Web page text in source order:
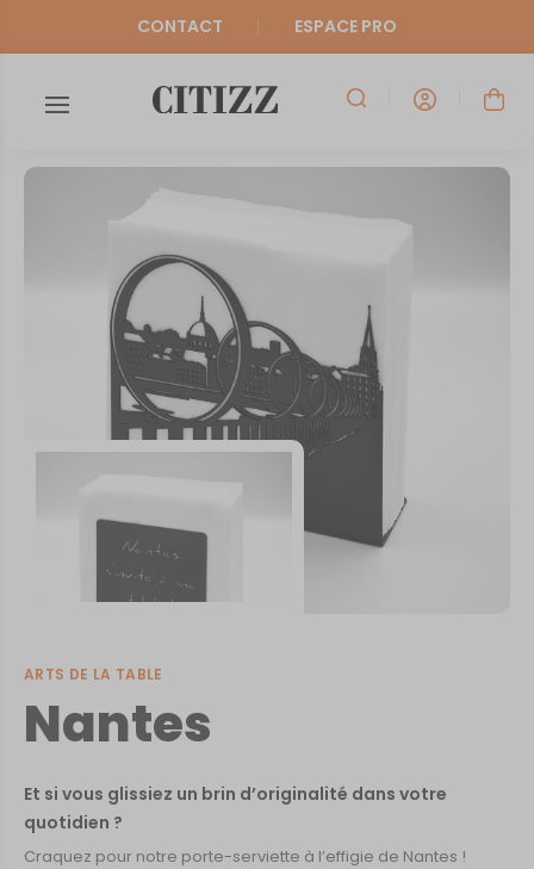
CONTACT ESPACE PRO
ARTS DE LA TABLE
Nantes
Et si vous glissiez un brin d’originalité dans votre
quotidien ?
Craquez pour notre porte-serviette à l’effigie de Nantes !